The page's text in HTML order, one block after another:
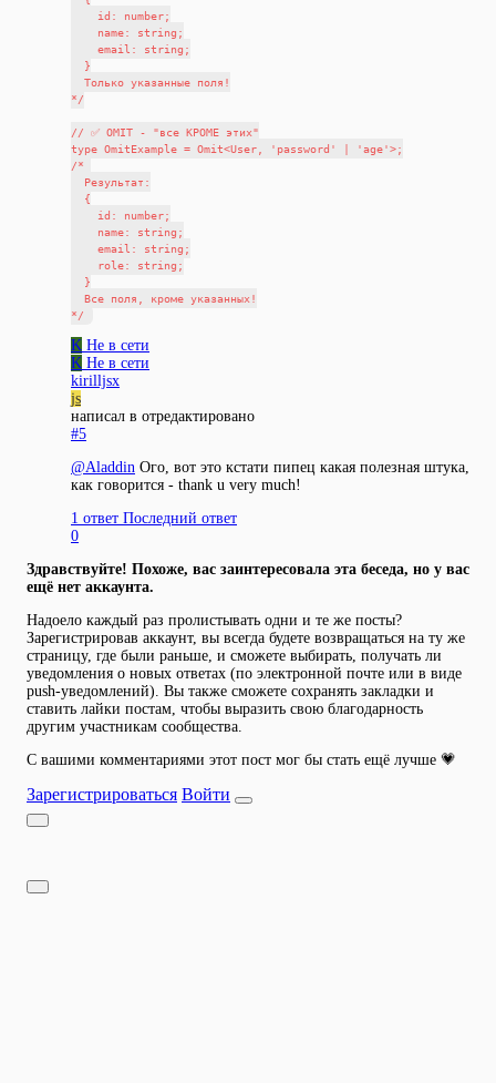
    id: number;
    name: string;
    email: string;
  }
  Только указанные поля!
*/
// ✅ OMIT - "все КРОМЕ этих"
type OmitExample = Omit<User, 'password' | 'age'>;
/*
  Результат:
  {
    id: number;
    name: string;
    email: string;
    role: string;
  }
  Все поля, кроме указанных!
K Не в сети
K Не в сети
kirilljsx
js
написал в отредактировано
#5
@Aladdin Ого, вот это кстати пипец какая полезная штука,
как говорится - thank u very much!
1 ответ Последний ответ
0
Здравствуйте! Похоже, вас заинтересовала эта беседа, но у вас
ещё нет аккаунта.
Надоело каждый раз пролистывать одни и те же посты?
Зарегистрировав аккаунт, вы всегда будете возвращаться на ту же
страницу, где были раньше, и сможете выбирать, получать ли
уведомления о новых ответах (по электронной почте или в виде
push-уведомлений). Вы также сможете сохранять закладки и
ставить лайки постам, чтобы выразить свою благодарность
другим участникам сообщества.
С вашими комментариями этот пост мог бы стать ещё лучше 💗
Зарегистрироваться Войти